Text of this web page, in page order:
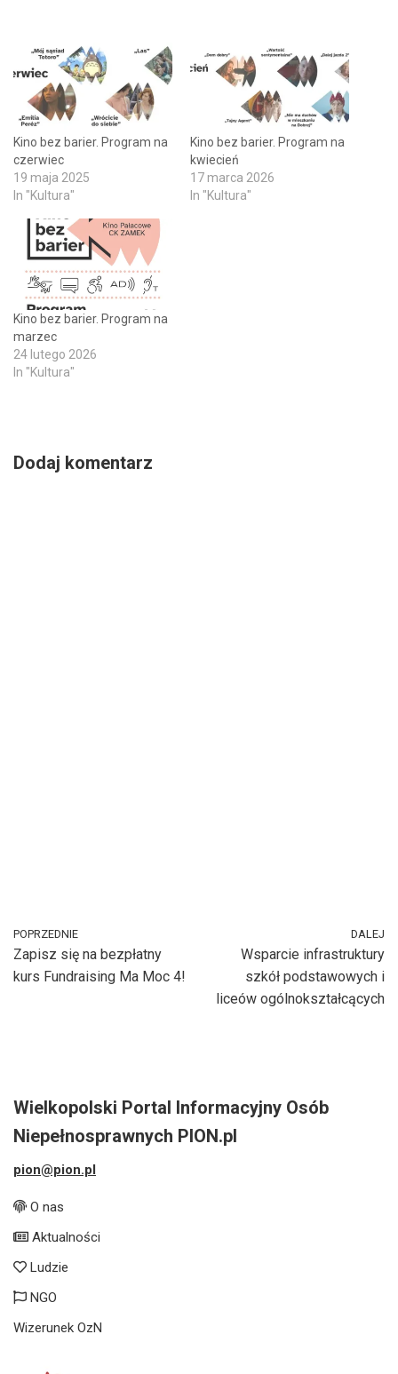
Kino bez barier. Program na
czerwiec
19 maja 2025
In "Kultura"
Kino bez barier. Program na
kwiecień
17 marca 2026
In "Kultura"
Kino bez barier. Program na
marzec
24 lutego 2026
In "Kultura"
Dodaj komentarz
POPRZEDNIE
Zapisz się na bezpłatny
kurs Fundraising Ma Moc 4!
DALEJ
Wsparcie infrastruktury
szkół podstawowych i
liceów ogólnokształcących
Wielkopolski Portal Informacyjny Osób
Niepełnosprawnych PION.pl
pion@pion.pl
O nas
Aktualności
Ludzie
NGO
Wizerunek OzN